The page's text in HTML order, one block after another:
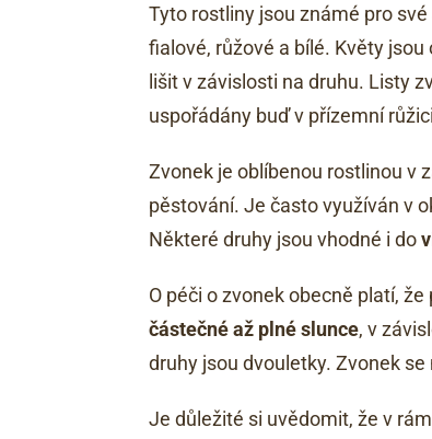
Tyto rostliny jsou známé pro své
fialové, růžové a bílé. Květy
lišit v závislosti na druhu. Listy
uspořádány buď v přízemní
Zvonek je oblíbenou rostlinou v
pěstování. Je často využíván v
Některé druhy jsou vhodné i do
O péči o zvonek obecně platí,
částečné až plné slunce, v
druhy jsou dvouletky. Zvonek
Je důležité si uvědomit, že v